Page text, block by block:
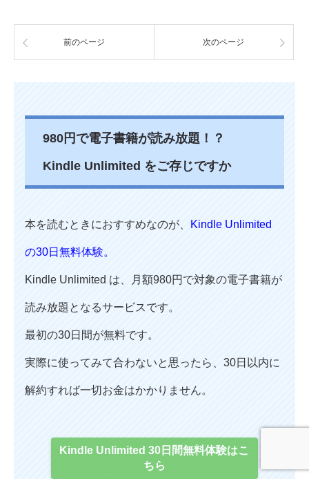
前のページ 次のページ
980円で電子書籍が読み放題！？
Kindle Unlimited をご存じですか
本を読むときにおすすめなのが、 Kindle Unlimited
の30日無料体験。
Kindle Unlimited は、月額980円で対象の電子書籍が
読み放題となるサービスです。
最初の30日間が無料です。
実際に使ってみて合わないと思ったら、30日以内に
解約すれば一切お金はかかりません。
Kindle Unlimited 30日間無料体験はこ
ちら